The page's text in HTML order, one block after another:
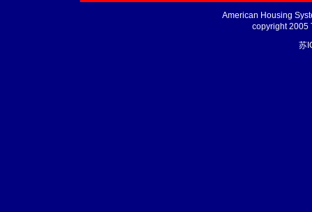
American Housing
copyright 2005
苏